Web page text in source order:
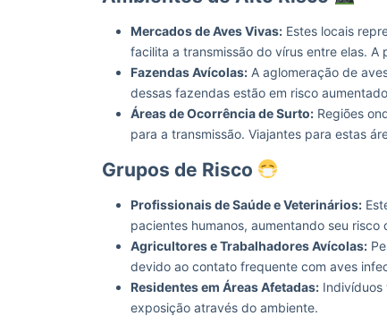
Mercados de Aves Vivas: Estes locais
facilita a transmissão do vírus entre elas.
Fazendas Avícolas: A aglomeração de
dessas fazendas estão em risco
Áreas de Ocorrência de Surto: Regiões
para a transmissão. Viajantes para estas
Grupos de Risco
Profissionais de Saúde e Veterinários:
pacientes humanos, aumentando seu risco
Agricultores e Trabalhadores Avícolas:
devido ao contato frequente com aves
Residentes em Áreas Afetadas: Indivíduos
exposição através do ambiente.